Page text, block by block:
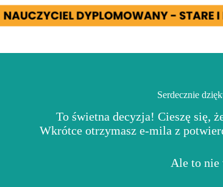
Serdecznie
To świetna decyzja! Cieszę się,
Wkrótce otrzymasz e-mila z
Ale to nie